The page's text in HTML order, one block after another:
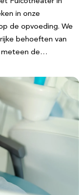
in onze
de opvoeding. We
behoeften van
meteen de…